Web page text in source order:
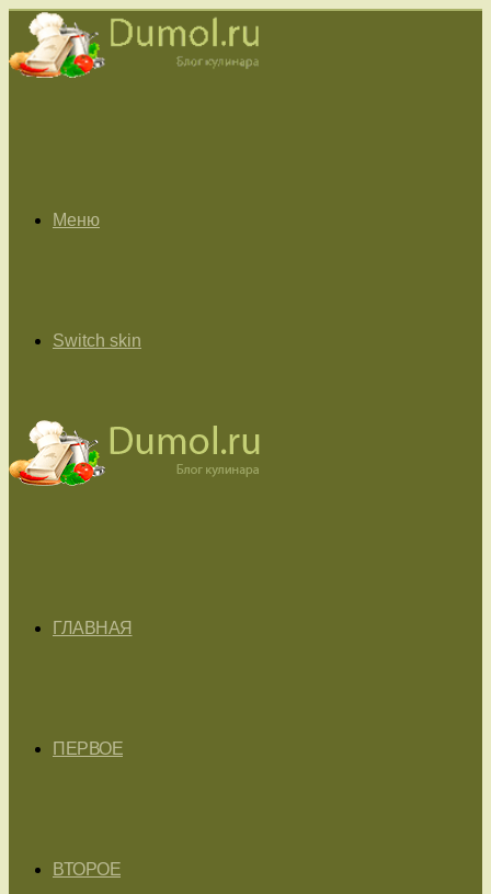
Меню
Switch skin
ГЛАВНАЯ
ПЕРВОЕ
ВТОРОЕ